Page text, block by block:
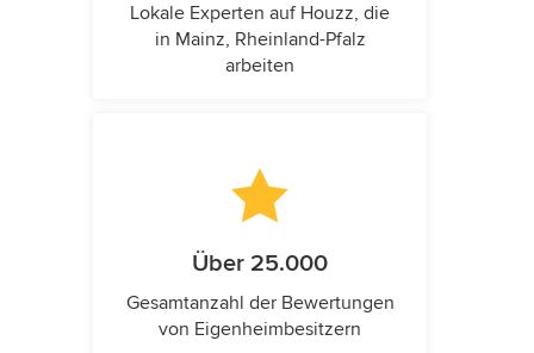
Lokale Experten auf Houzz, die
in Mainz, Rheinland-Pfalz
arbeiten
Über 25.000
Gesamtanzahl der Bewertungen
von Eigenheimbesitzern